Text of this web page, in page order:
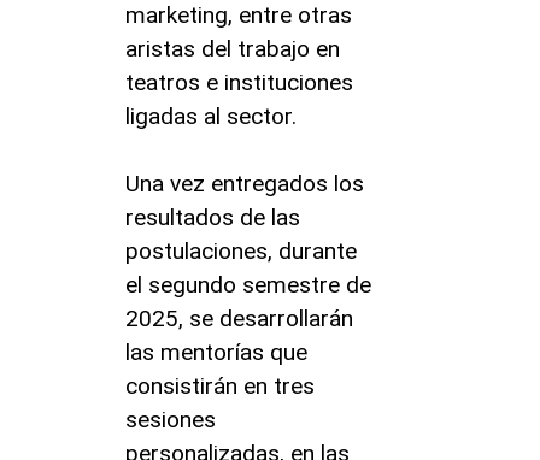
marketing, entre otras
aristas del trabajo en
teatros e instituciones
ligadas al sector.
Una vez entregados los
resultados de las
postulaciones, durante
el segundo semestre de
2025, se desarrollarán
las mentorías que
consistirán en tres
sesiones
personalizadas, en las